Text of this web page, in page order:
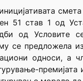
51 став 1 од
од Условите
се предложела
односи, а